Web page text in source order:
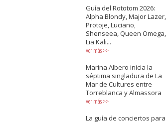
Guía del Rototom 2026:
Alpha Blondy, Major Lazer,
Protoje, Luciano,
Shenseea, Queen Omega,
Lia Kali...
Ver más>>
Marina Albero inicia la
séptima singladura de La
Mar de Cultures entre
Torreblanca y Almassora
Ver más>>
La guía de conciertos para